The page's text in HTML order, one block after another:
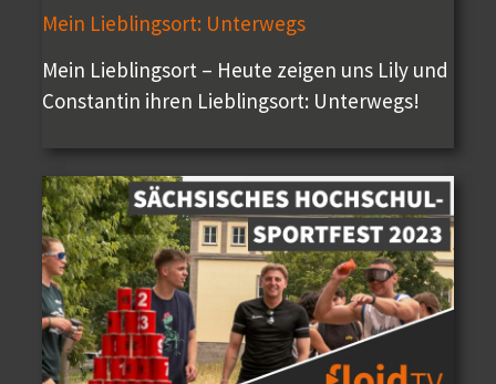
Mein Lieblingsort: Unterwegs
Mein Lieblingsort – Heute zeigen uns Lily und
Constantin ihren Lieblingsort: Unterwegs!